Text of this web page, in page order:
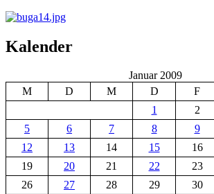
Kalender
Januar 2009
M
D M D F
1
2
5
6 7 8 9
12
13 14 15 16
19
20 21 22 23
26
27 28 29 30